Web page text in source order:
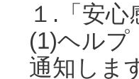
１.「安
(1)ヘルプ
通知しま